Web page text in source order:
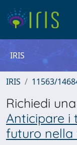
IRIS
IRIS 11563/
Richiedi
Anticipare i
futuro nella